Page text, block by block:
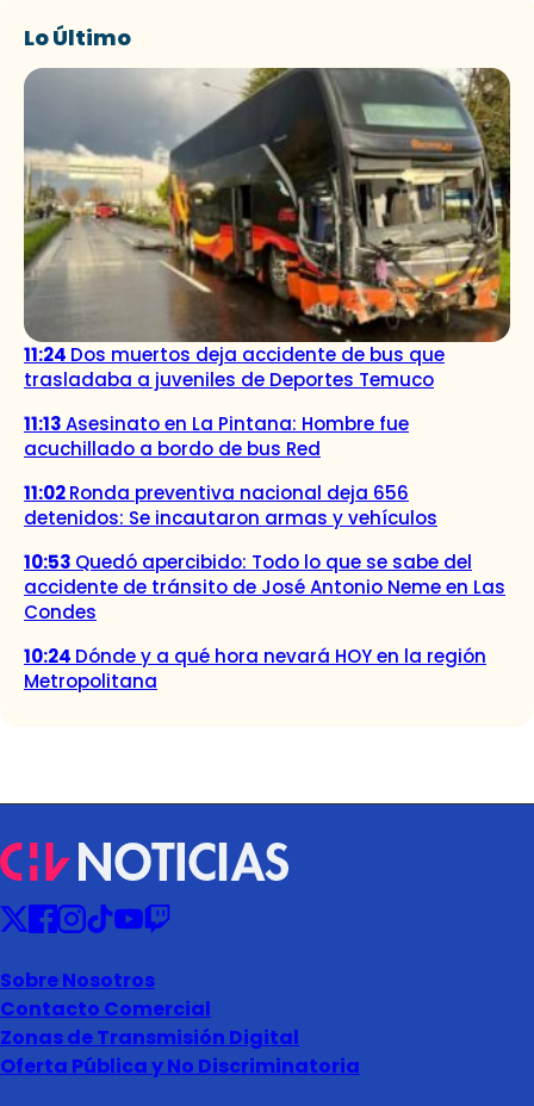
Lo Último
11:24 Dos muertos deja accidente de bus que
trasladaba a juveniles de Deportes Temuco
11:13Asesinato en La Pintana: Hombre fue
acuchillado a bordo de bus Red
11:02Ronda preventiva nacional deja 656
detenidos: Se incautaron armas y vehículos
10:53 Quedó apercibido: Todo lo que se sabe del
accidente de tránsito de José Antonio Neme en Las
Condes
10:24 Dónde y a qué hora nevará HOY en la región
Metropolitana
Sobre Nosotros
Contacto Comercial
Zonas de Transmisión Digital
Oferta Pública y No Discriminatoria